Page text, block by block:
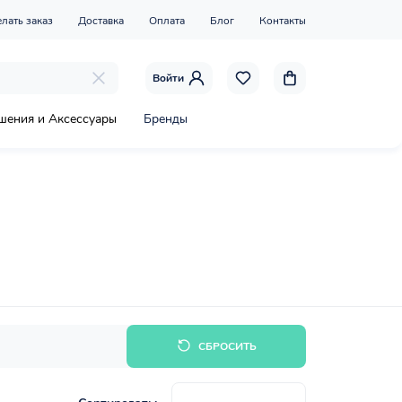
заказ Доставка Оплата Блог Контакты
Войти
и Аксессуары Бренды
СБРОСИТЬ